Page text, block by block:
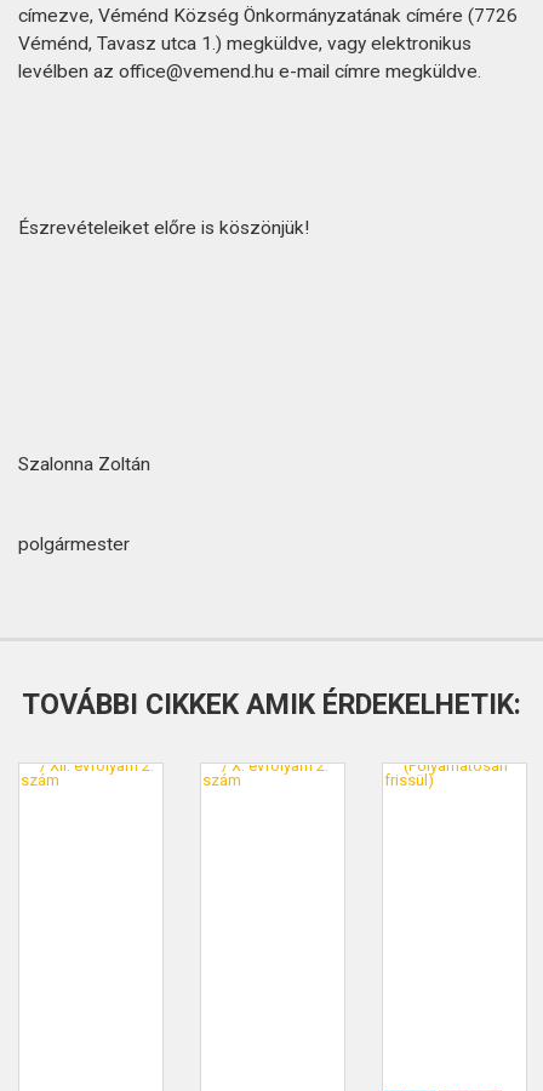
címezve, Véménd Község Önkormányzatának címére (7726
Véménd, Tavasz utca 1.) megküldve, vagy elektronikus
levélben az office@vemend.hu e-mail címre megküldve.
Észrevételeiket előre is köszönjük!
Szalonna Zoltán
polgármester
TOVÁBBI CIKKEK AMIK ÉRDEKELHETIK: